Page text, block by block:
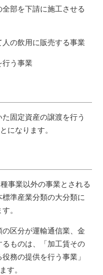
部を下請に施工させる
の飲用に販売する事業
う事業
固定資産の譲渡を行う
になります。
事業以外の事業とされる
準産業分類の大分類に
。
区分が運輸通信業、金
ものは、「加工賃その
務の提供を行う事業」
す。